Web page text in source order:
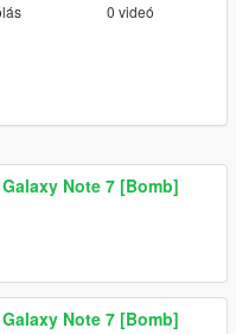
0 videó
Note 7 [Bomb]
Note 7 [Bomb]